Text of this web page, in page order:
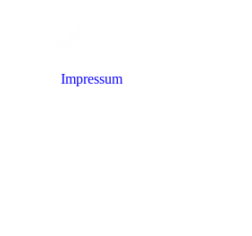
Impressum